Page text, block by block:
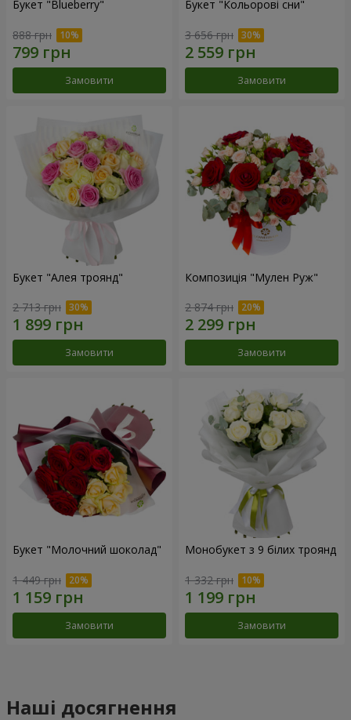
Букет "Blueberry"
888 грн
Замовити
Букет "Кольорові сни"
3 656 грн
Замовити
Букет "Алея троянд"
2 713 грн
Замовити
Композиція "Мулен Руж"
2 874 грн
Замовити
Букет "Молочний шоколад"
1 449 грн
Замовити
Монобукет з 9 білих троянд
1 332 грн
Замовити
Наші досягнення